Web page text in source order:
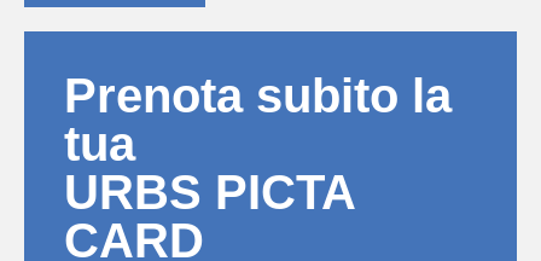
Prenota subito la
tua
URBS PICTA
CARD